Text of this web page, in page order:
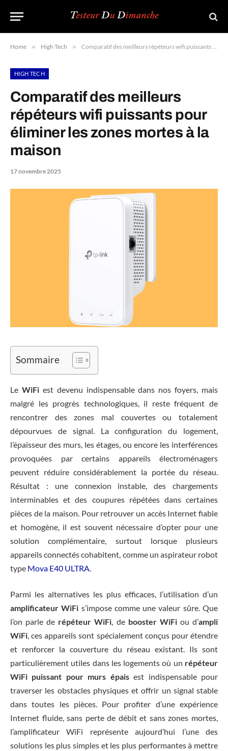
Home » High Tech » Comparatif des meilleurs répéteurs wifi puissants pour éliminer les zones mortes à la maison
HIGH TECH
Comparatif des meilleurs
répéteurs wifi puissants pour
éliminer les zones mortes à la
maison
17 novembre 2025
Sommaire
Le WiFiest devenu indispensable dans nos foyers, mais
malgré les progrès technologiques, il reste fréquent de
rencontrer des zones mal couvertes ou totalement
dépourvues de signal. La configuration du logement,
l’épaisseur des murs, les étages, ou encore les interférences
provoquées par certains appareils électroménagers
peuvent réduire considérablement la portée du réseau.
Résultat : une connexion instable, des chargements
interminables et des coupures répétées dans certaines
pièces de la maison. Pour retrouver un accès Internet fiable
et homogène, il est souvent nécessaire d’opter pour une
solution complémentaire, surtout lorsque plusieurs
appareils connectés cohabitent, comme un aspirateur robot
type Mova E40 ULTRA.
Parmi les alternatives les plus efficaces, l’utilisation d’un
amplificateur WiFi s’impose comme une valeur sûre. Que
l’on parle de répéteur WiFi, de booster WiFiou d’ampli
WiFi, ces appareils sont spécialement conçus pour étendre
et renforcer la couverture du réseau existant. Ils sont
particulièrement utiles dans les logements où un répéteur
WiFi puissant pour murs épaisest indispensable pour
traverser les obstacles physiques et offrir un signal stable
dans toutes les pièces. Pour profiter d’une expérience
Internet fluide, sans perte de débit et sans zones mortes,
l’amplificateur WiFi représente aujourd’hui l’une des
solutions les plus simples et les plus performantes à mettre